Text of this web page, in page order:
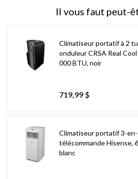
Il vous faut peut-
Climatiseur portatif à 2
onduleur CRSA Real
000 BTU, noir
719,99 $
Climatiseur portatif 3-
télécommande Hisense,
blanc